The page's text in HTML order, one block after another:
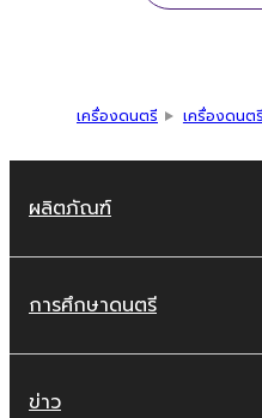
เครื่องดนตรี เครื่องดนต
ผลิตภัณฑ์
การศึกษาดนตรี
ข่าว